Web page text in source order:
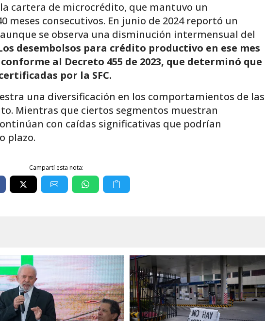
cartera de microcrédito, que mantuvo un
consecutivos. En junio de 2024 reportó un
se observa una disminución intermensual del
desembolsos para crédito productivo en ese mes
al Decreto 455 de 2023, que determinó que
por la SFC.
una diversificación en los comportamientos de las
Mientras que ciertos segmentos muestran
con caídas significativas que podrían
plazo.
Campartí esta nota: